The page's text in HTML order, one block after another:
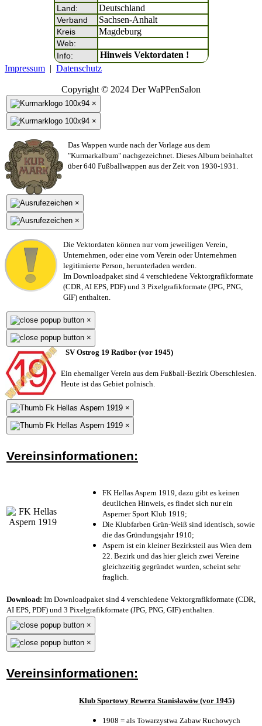
Land: Deutschland
Verband Sachsen-Anhalt
Kreis Magdeburg
Web:
Info:
Hinweis Vektordaten !
Impressum | Datenschutz
Copyright © 2024 Der WaPPenSalon
×
×
Das Wappen wurde nach der Vorlage aus dem
"Kurmarkalbum" nachgezeichnet. Dieses Album beinhaltet
über 640 Fußballwappen aus der Zeit von 1930-1931.
×
×
Die Vektordaten können nur vom jeweiligen Verein,
Unternehmen, oder eine vom Verein oder Unternehmen
legitimierte Person, herunterladen werden.
Im Downloadpaket sind 4 verschiedene Vektorgrafikformate
(CDR, AI EPS, PDF) und 3 Pixelgrafikformate (JPG, PNG,
GIF) enthalten.
×
×
SV Ostrog 19 Ratibor (vor 1945)
Ein ehemaliger Verein aus dem Fußball-Bezirk Oberschlesien.
Heute ist das Gebiet polnisch.
×
×
Vereinsinformationen:
FK Hellas Aspern 1919, dazu gibt es keinen
deutlichen Hinweis, es findet sich nur ein
Asperner Sport Klub 1919;
Die Klubfarben Grün-Weiß sind identisch, sowie
die das Gründungsjahr 1910;
Aspern ist ein kleiner Bezirksteil aus Wien dem
22. Bezirk und das hier gleich zwei Vereine
gleichzeitig gegründet wurden, scheint sehr
fraglich.
Download: Im Downloadpaket sind 4 verschiedene Vektorgrafikformate (CDR,
AI EPS, PDF) und 3 Pixelgrafikformate (JPG, PNG, GIF) enthalten.
×
×
Vereinsinformationen:
Klub Sportowy Rewera Stanisławów (vor 1945)
1908 = als Towarzystwa Zabaw Ruchowych